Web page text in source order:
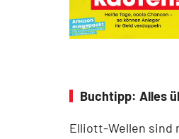
Buchtipp: Alles
Elliott-Wellen sind